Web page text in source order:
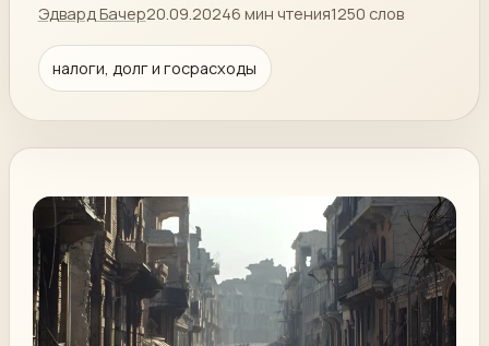
Эдвард Бачер20.09.20246 мин чтения1250 слов
налоги, долг и госрасходы